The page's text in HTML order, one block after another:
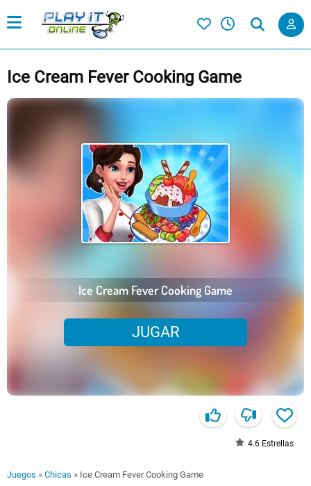
Ice Cream Fever Cooking Game
Ice Cream Fever Cooking Game
JUGAR
4.6 Estrellas
Juegos » Chicas » Ice Cream Fever Cooking Game